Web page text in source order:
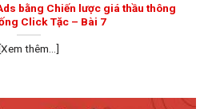
bằng Chiến lược giá thầu thông
Click Tặc – Bài 7
[Xem thêm...]